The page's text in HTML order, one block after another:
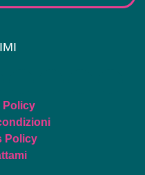
Policy
Policy